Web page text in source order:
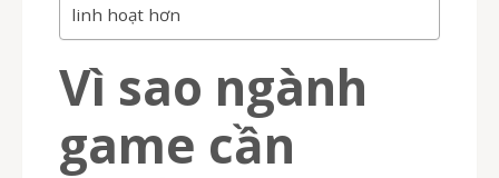
linh hoạt hơn
Vì sao ngành
game cần